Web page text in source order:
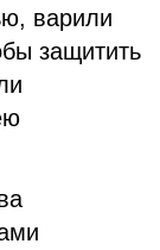
варили
защитить